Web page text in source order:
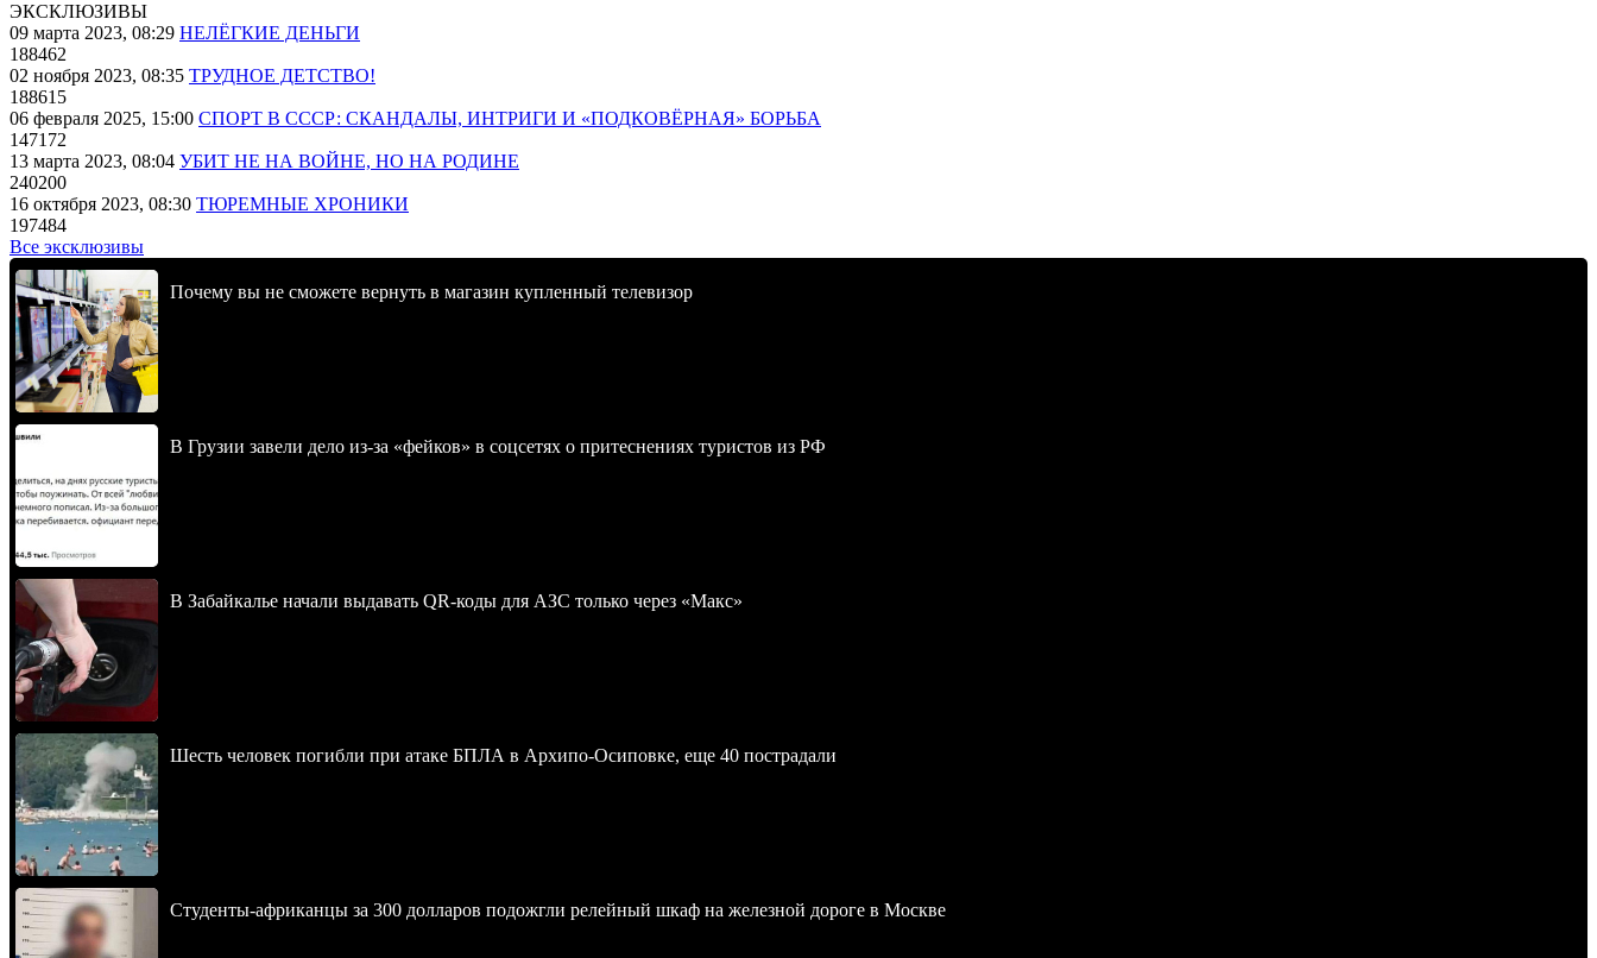
ЭКСКЛЮЗИВЫ
09 марта 2023, 08:29 НЕЛЁГКИЕ ДЕНЬГИ
188462
02 ноября 2023, 08:35 ТРУДНОЕ ДЕТСТВО!
188615
06 февраля 2025, 15:00 СПОРТ В СССР: СКАНДАЛЫ, ИНТРИГИ И «ПОДКОВЁРНАЯ» БОРЬБА
147172
13 марта 2023, 08:04 УБИТ НЕ НА ВОЙНЕ, НО НА РОДИНЕ
240200
16 октября 2023, 08:30 ТЮРЕМНЫЕ ХРОНИКИ
197484
Все эксклюзивы
Почему вы не сможете вернуть в магазин купленный телевизор
В Грузии завели дело из-за «фейков» в соцсетях о притеснениях туристов из РФ
В Забайкалье начали выдавать QR-коды для АЗС только через «Макс»
Шесть человек погибли при атаке БПЛА в Архипо-Осиповке, еще 40 пострадали
Студенты-африканцы за 300 долларов подожгли релейный шкаф на железной дороге в Москве